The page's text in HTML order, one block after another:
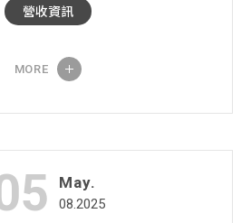
營收資訊
MORE
May.
08.2025